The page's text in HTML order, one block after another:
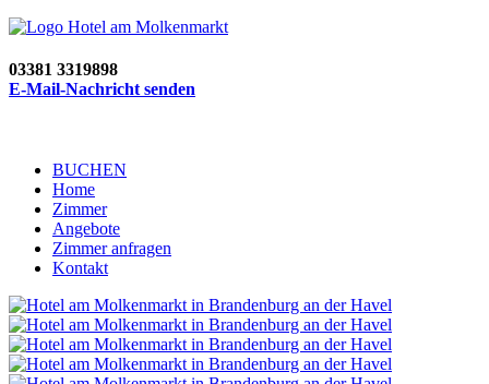
03381 3319898
E-Mail-Nachricht senden
BUCHEN
Home
Zimmer
Angebote
Zimmer anfragen
Kontakt